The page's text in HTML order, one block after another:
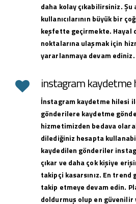
daha kolay çıkabilirsiniz.
kullanıcılarının büyük bir
keşfette geçirmekte. Hayal
noktalarına ulaşmak için
yararlanmaya devam ediniz.
instagram kaydetme
İnstagram kaydetme hilesi
gönderilere kaydetme
hizmetimizden bedava
dilediğiniz hesapta
kaydedilen gönderiler
çıkar ve daha çok kişiye
takipçi kasarsınız. En
takip etmeye devam edin.
doldurmuş olup en